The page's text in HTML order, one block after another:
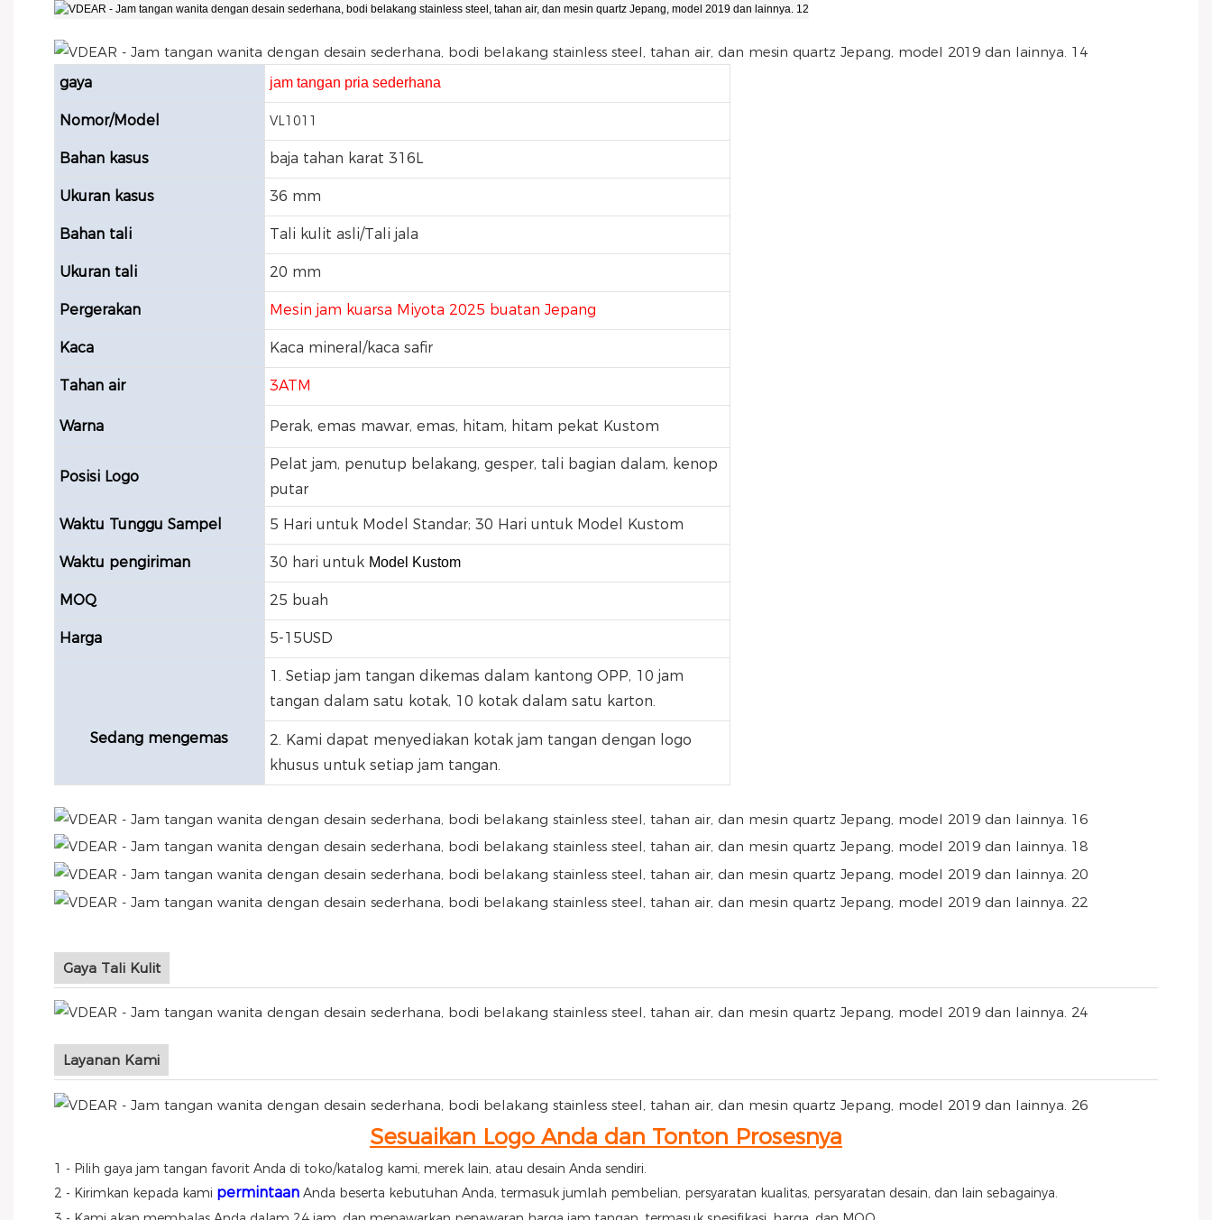
gaya jam tangan pria sederhana
Nomor/Model VL1011
Bahan kasus baja tahan karat 316L
Ukuran kasus 36 mm
Bahan tali Tali kulit asli/Tali jala
Ukuran tali 20 mm
Pergerakan Mesin jam kuarsa Miyota 2025 buatan Jepang
Kaca Kaca mineral/kaca safir
Tahan air 3ATM
Warna Perak, emas mawar, emas, hitam, hitam pekat Kustom
Posisi Logo
Pelat jam, penutup belakang, gesper, tali bagian dalam, kenop
putar
Waktu Tunggu Sampel 5 Hari untuk Model Standar; 30 Hari untuk Model Kustom
Waktu pengiriman 30 hari untuk Model Kustom
MOQ 25 buah
Harga 5-15USD
Sedang mengemas
1. Setiap jam tangan dikemas dalam kantong OPP, 10 jam
tangan dalam satu kotak, 10 kotak dalam satu karton.
2. Kami dapat menyediakan kotak jam tangan dengan logo
khusus untuk setiap jam tangan.
Gaya Tali Kulit
Layanan Kami
Sesuaikan Logo Anda dan Tonton Prosesnya
1 - Pilih gaya jam tangan favorit Anda di toko/katalog kami, merek lain, atau desain Anda sendiri.
2 - Kirimkan kepada kami permintaan Anda beserta kebutuhan Anda, termasuk jumlah pembelian, persyaratan kualitas, persyaratan desain, dan lain sebagainya.